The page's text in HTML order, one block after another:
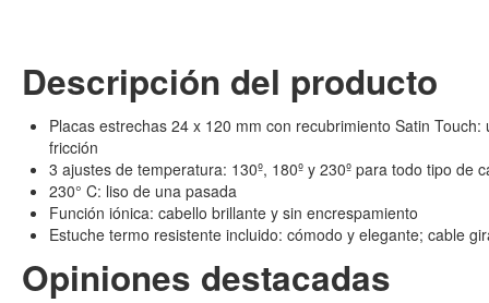
Descripción del producto
Placas estrechas 24 x 120 mm con recubrimiento Satin
fricción
3 ajustes de temperatura: 130º, 180º y 230º para todo tipo de
230° C: liso de una pasada
Función iónica: cabello brillante y sin encrespamiento
Estuche termo resistente incluido: cómodo y elegante; cable
Opiniones destacadas